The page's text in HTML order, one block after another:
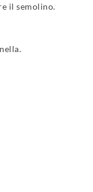
il semolino.